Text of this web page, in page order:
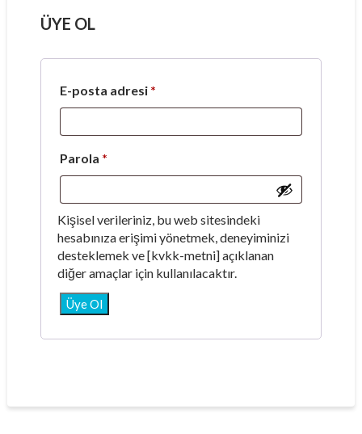
ÜYE OL
E-posta adresi *Gerekli
Parola *Gerekli
Kişisel verileriniz, bu web sitesindeki
hesabınıza erişimi yönetmek, deneyiminizi
desteklemek ve [kvkk-metni] açıklanan
diğer amaçlar için kullanılacaktır.
Üye Ol